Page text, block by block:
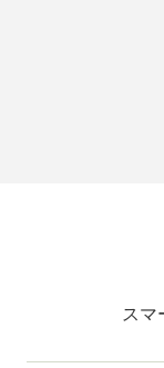
スマ